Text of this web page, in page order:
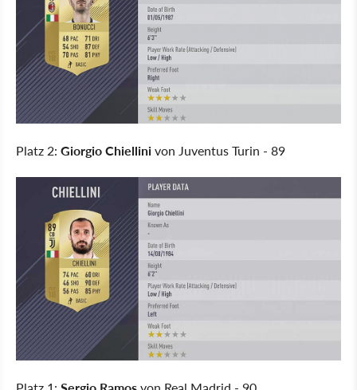
Platz 2: Giorgio Chiellinivon Juventus Turin - 89